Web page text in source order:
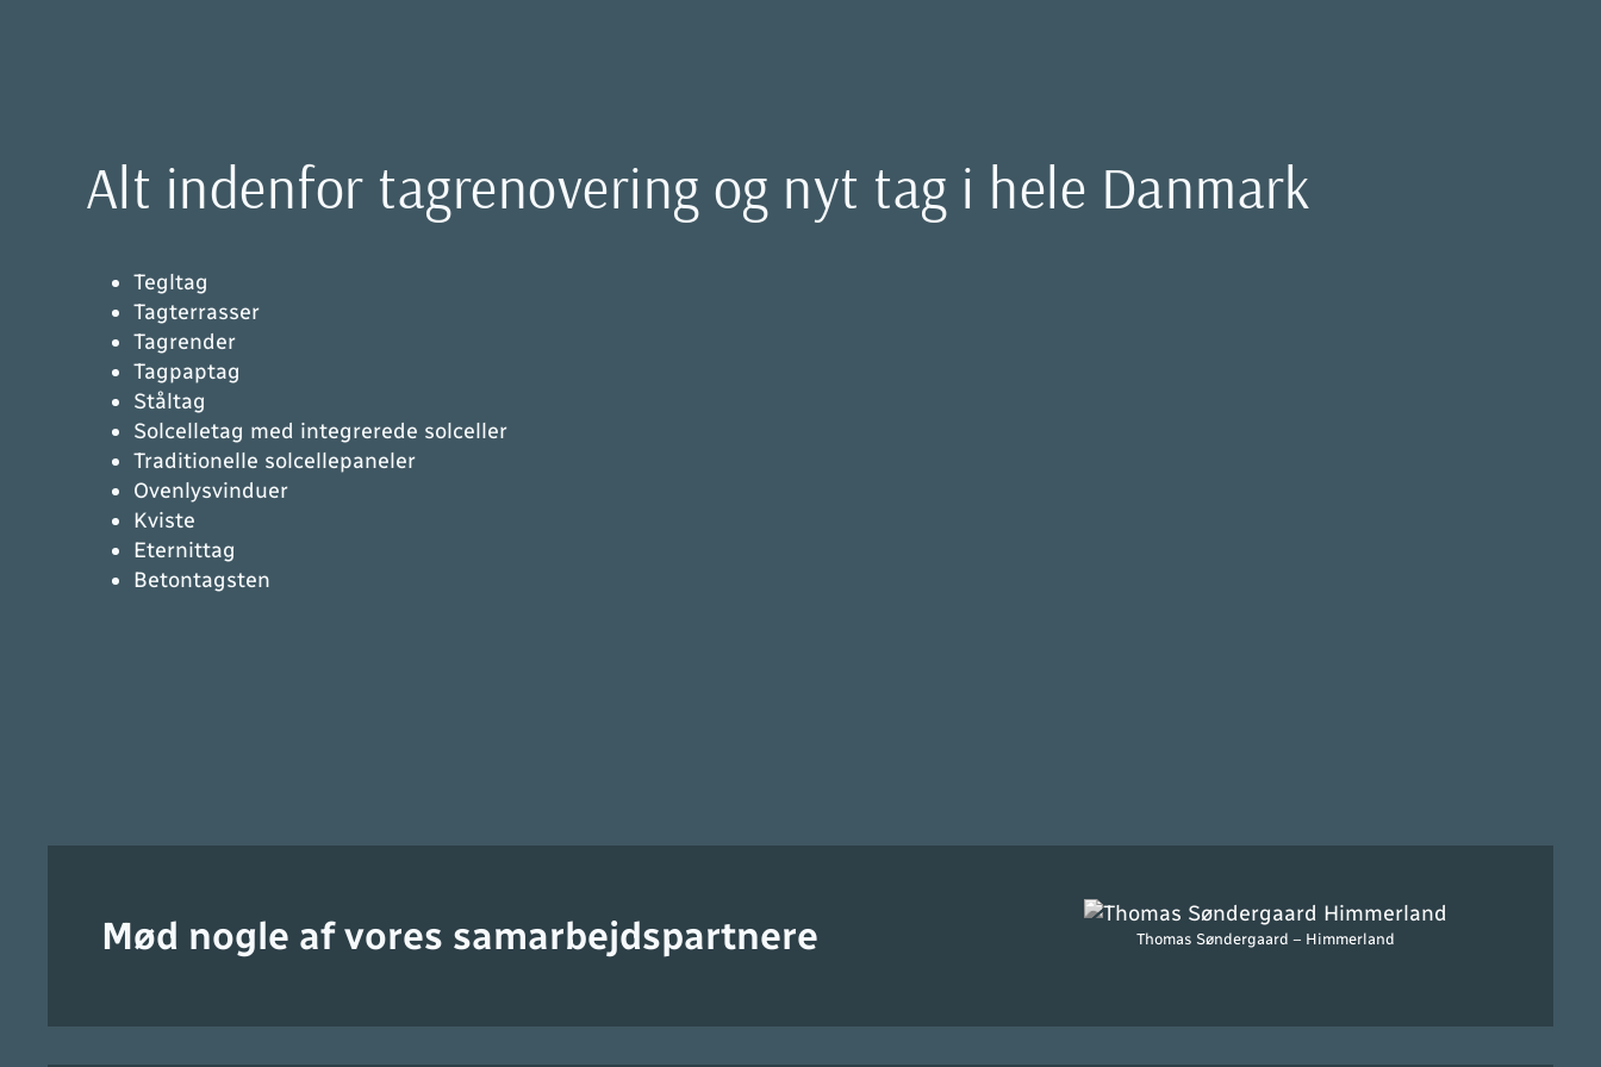
Alt indenfor tagrenovering og nyt tag i hele Danmark
Tegltag
Tagterrasser
Tagrender
Tagpaptag
Ståltag
Solcelletag med integrerede solceller
Traditionelle solcellepaneler
Ovenlysvinduer
Kviste
Eternittag
Betontagsten
Mød nogle af vores samarbejdspartnere Thomas Søndergaard – Himmerland